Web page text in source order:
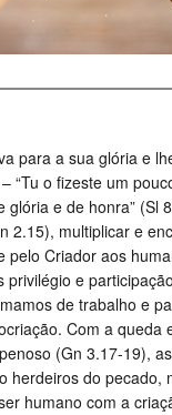
para a sua glória e
“Tu o fizeste um
glória e de honra” (Sl
2.15), multiplicar e
pelo Criador aos
privilégio e
de trabalho e
Com a queda
(Gn 3.17-19),
herdeiros do pecado,
humano com a